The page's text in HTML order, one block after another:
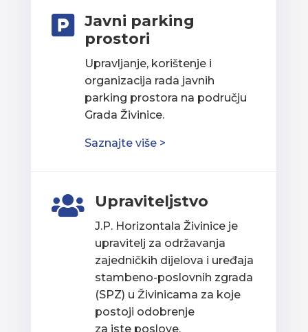

Javni parking
prostori
Upravljanje, korištenje i
organizacija rada javnih
parking prostora na području
Grada Živinice.
Saznajte više >
 Upraviteljstvo
J.P. Horizontala Živinice je
upravitelj za održavanja
zajedničkih dijelova i uređaja
stambeno-poslovnih zgrada
(SPZ) u Živinicama za koje
postoji odobrenje
za iste poslove.